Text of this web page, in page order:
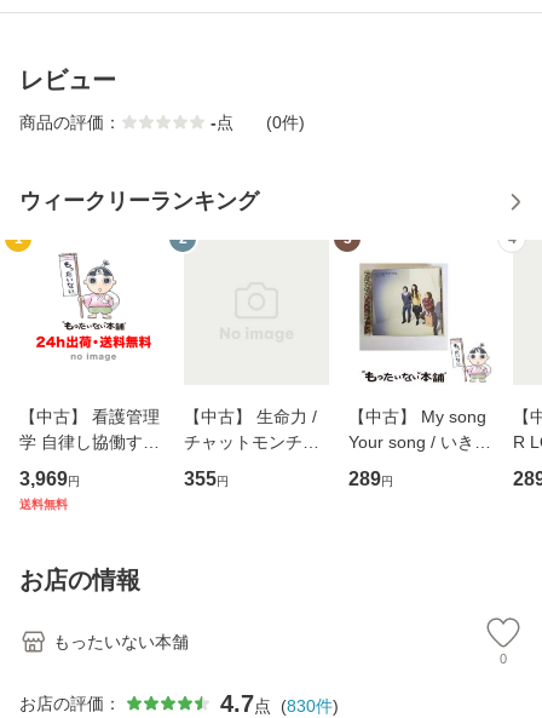
レビュー
商品の評価： -点 (0件)
ウィークリーランキング
1
【中古】 看護管理
学 自律し協働する
専門職の看護マネ
ジメントスキル 改
恵 藤本幸三 / 南江
堂 [単行
3,969円
送料無料
2
【中古】 生命力 /
チャットモンチー /
キューンレコード
[CD]【メール便送
355円
3
【中古】 My song
Your song / いきも
のがかり / [CD]
【メール便送料無
289円
4
【
R
産
お店の情報
もったいない本舗
0
お店の評価： 4.7点 (830件)